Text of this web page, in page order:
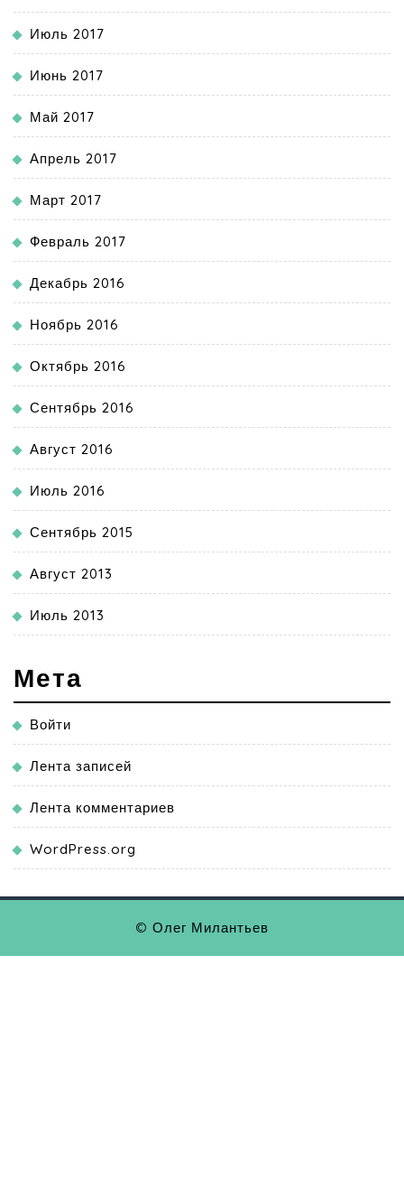
Июль 2017
Июнь 2017
Май 2017
Апрель 2017
Март 2017
Февраль 2017
Декабрь 2016
Ноябрь 2016
Октябрь 2016
Сентябрь 2016
Август 2016
Июль 2016
Сентябрь 2015
Август 2013
Июль 2013
Мета
Войти
Лента записей
Лента комментариев
WordPress.org
© Олег Милантьев